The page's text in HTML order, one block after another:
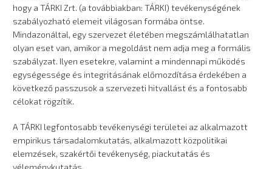
hogy a TÁRKI Zrt. (a továbbiakban: TÁRKI) tevékenységének
szabályozható elemeit világosan formába öntse.
Mindazonáltal, egy szervezet életében megszámlálhatatlan
olyan eset van, amikor a megoldást nem adja meg a formális
szabályzat. Ilyen esetekre, valamint a mindennapi működés
egységessége és integritásának előmozdítása érdekében a
következő passzusok a szervezeti hitvallást és a fontosabb
célokat rögzítik.
A TÁRKI legfontosabb tevékenységi területei az alkalmazott
empirikus társadalomkutatás, alkalmazott közpolitikai
elemzések, szakértői tevékenység, piackutatás és
véleménykutatás.